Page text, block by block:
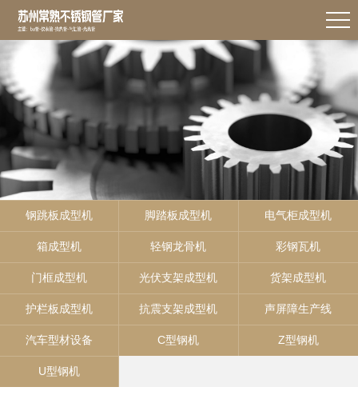
钢跳板成型机 脚踏板成型机 电气柜成型机
箱成型机 轻钢龙骨机 彩钢瓦机
门框成型机 光伏支架成型机 货架成型机
护栏板成型机 抗震支架成型机 声屏障生产线
汽车型材设备 C型钢机 Z型钢机
U型钢机